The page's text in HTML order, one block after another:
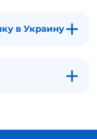
в Украину